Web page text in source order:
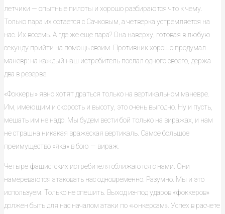
летчики — опытные пилоты и хорошо разбираются что к чему.
Только пара их остается с Сачковым, а четверка устремляется на
нас. Их восемь. А где же еще пара? Она наверху, готовая в любую
секунду прийти на помощь своим. Противник хорошо продумал
маневр: на каждый наш истребитель послал одного своего, держа
два в резерве.
«Фоккеры» явно хотят драться только на вертикальном маневре.
Им, имеющим и скорость и высоту, это очень выгодно. Ну и пусть,
мешать им не надо. Мы будем вести бой только на виражах, и нам
не страшна никакая вражеская вертикаль. Самое большое
преимущество «яка» в бою — вираж.
Четыре фашистских истребителя сближаются с нами. Они
намереваются атаковать нас одновременно. Разумно. Мы и это
используем. Только не спешить. Выход из-под ударов «фоккеров»
должен быть для нас началом атаки по «юнкерсам». Успех в расчете